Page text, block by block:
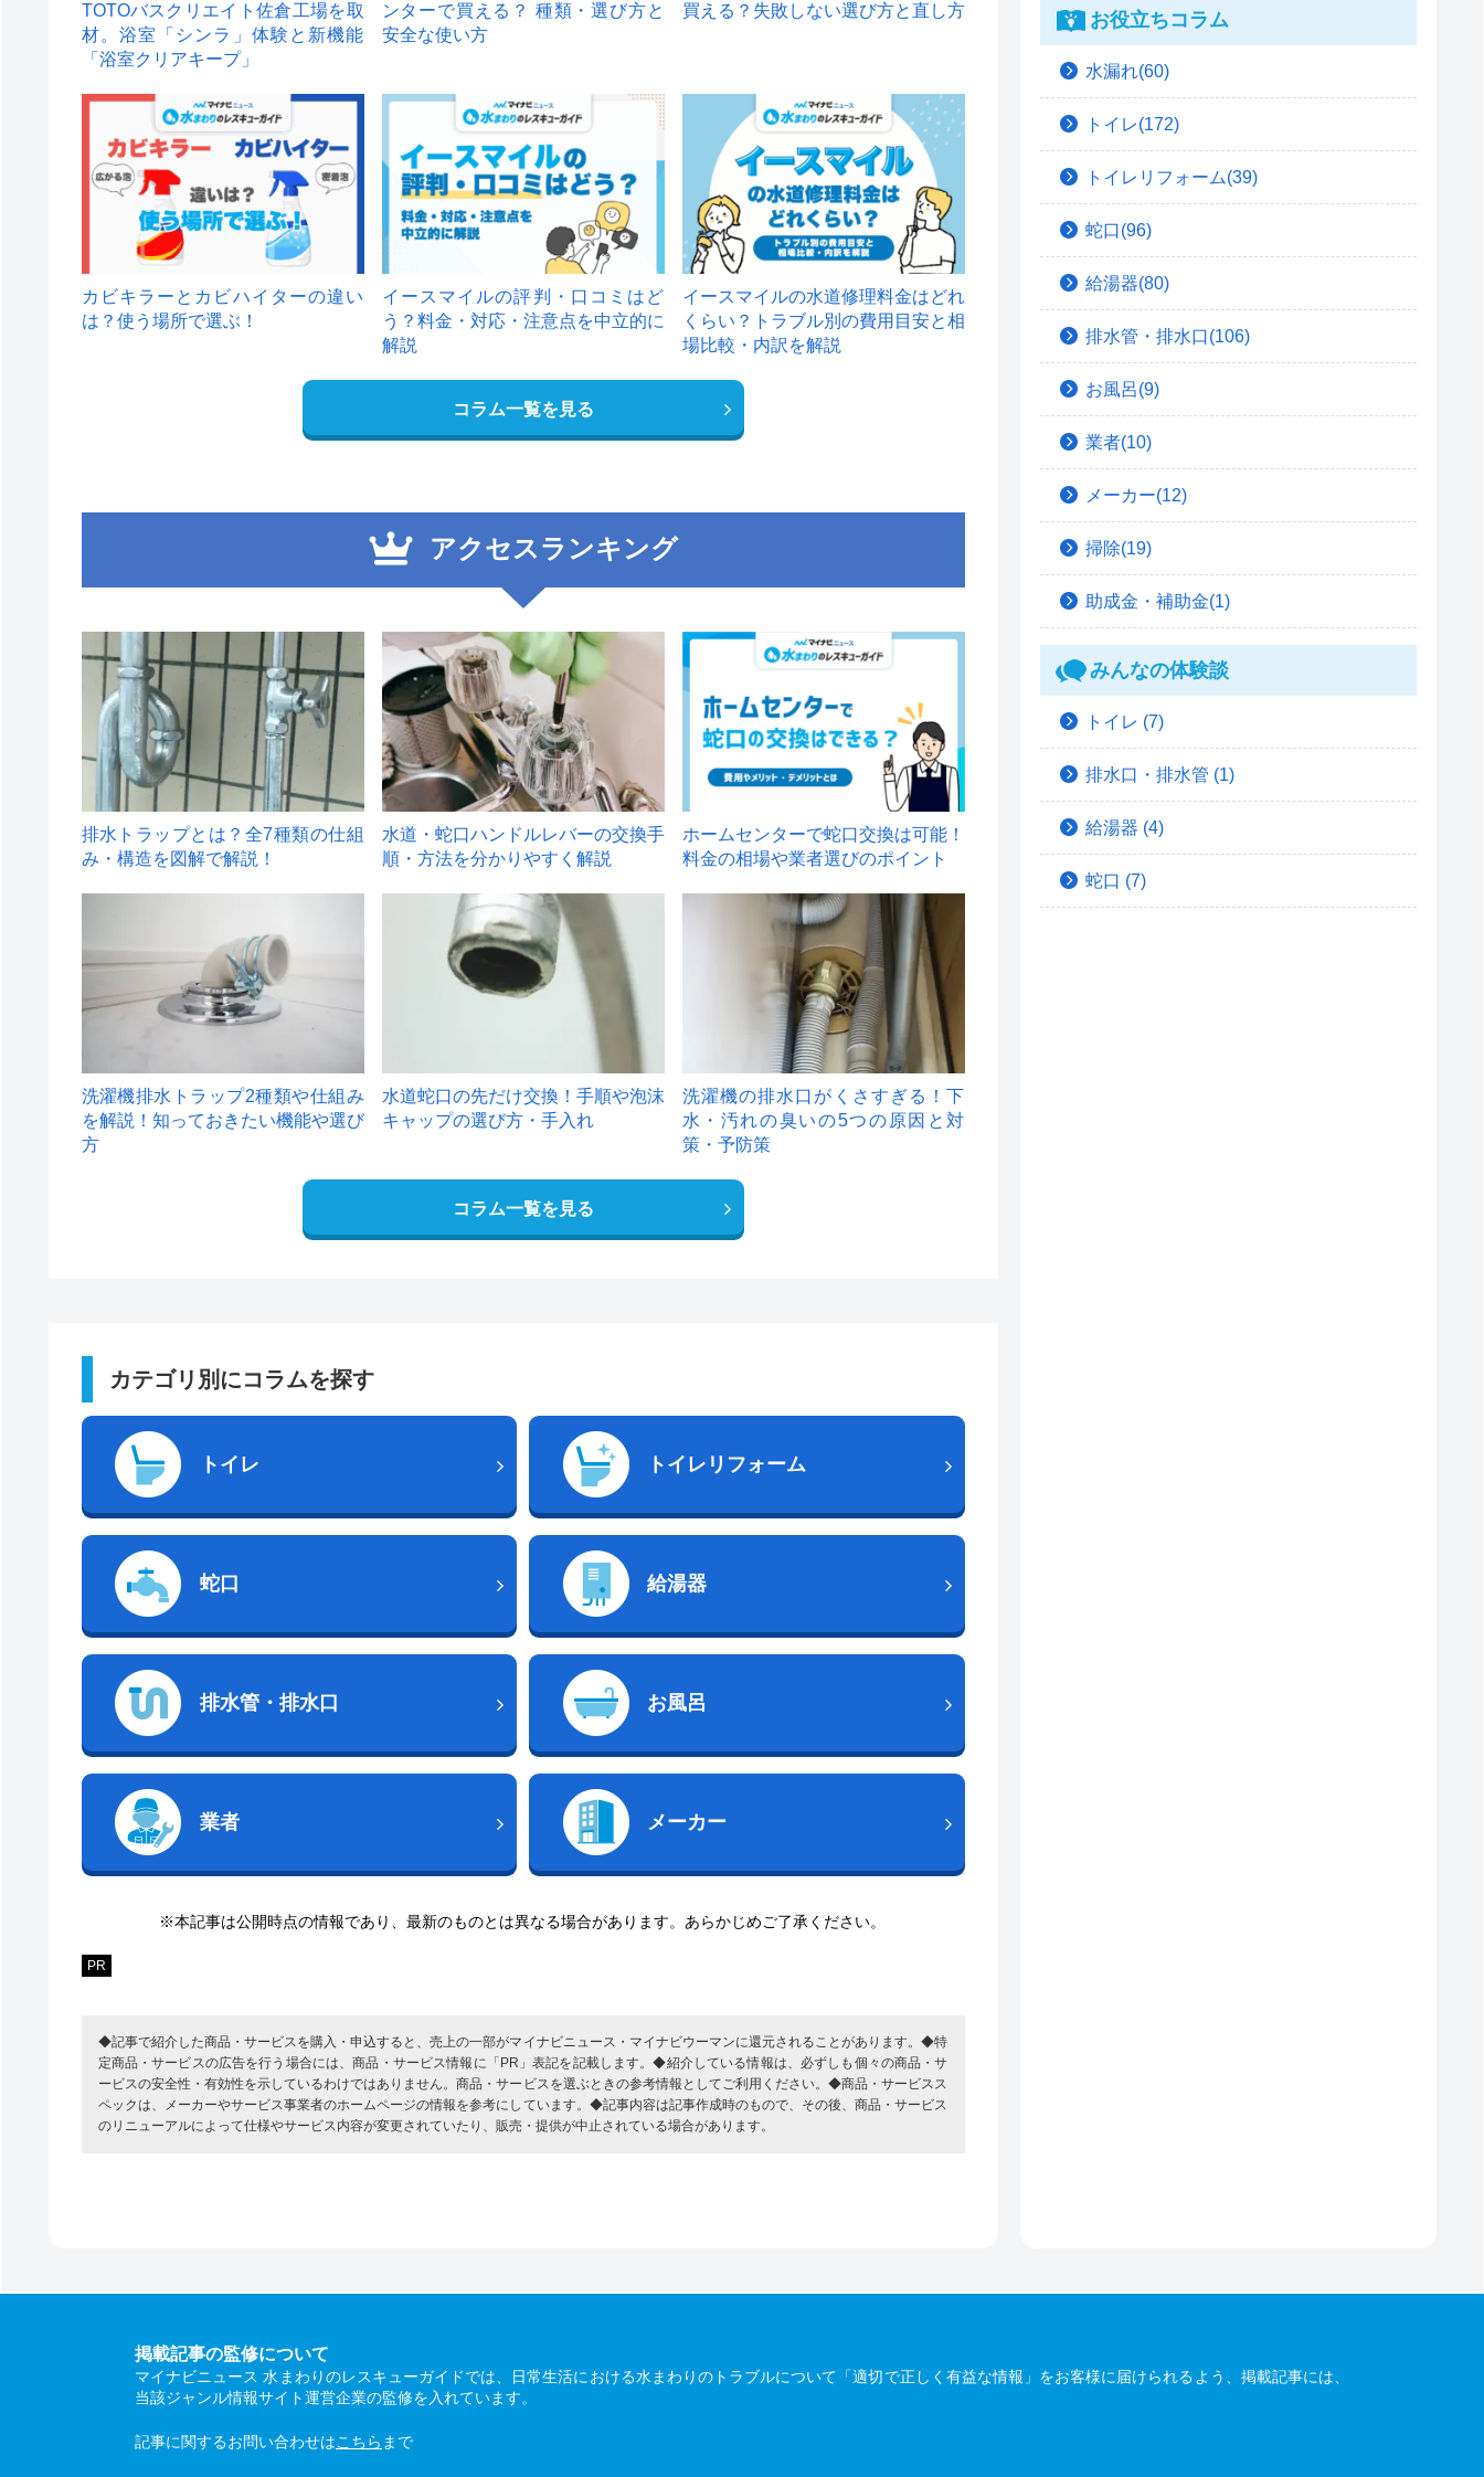
TOTOバスクリエイト佐倉工場を取
材。浴室「シンラ」体験と新機能
「浴室クリアキープ」
ンターで買える？ 種類・選び方と
安全な使い方
買える？失敗しない選び方と直し方
カビキラーとカビハイターの違い
は？使う場所で選ぶ！
イースマイルの評判・口コミはど
う？料金・対応・注意点を中立的に
解説
イースマイルの水道修理料金はどれ
くらい？トラブル別の費用目安と相
場比較・内訳を解説
コラム一覧を見る
アクセスランキング
1
排水トラップとは？全7種類の仕組
み・構造を図解で解説！
2
水道・蛇口ハンドルレバーの交換手
順・方法を分かりやすく解説
ホームセンターで蛇口交換は可能！
料金の相場や業者選びのポイント
洗濯機排水トラップ2種類や仕組み
を解説！知っておきたい機能や選び
方
水道蛇口の先だけ交換！手順や泡沫
キャップの選び方・手入れ
洗濯機の排水口がくさすぎる！下
水・汚れの臭いの5つの原因と対
策・予防策
コラム一覧を見る
カテゴリ別にコラムを探す
トイレ トイレリフォーム
蛇口 給湯器
排水管・排水口 お風呂
業者 メーカー
※本記事は公開時点の情報であり、最新のものとは異なる場合があります。あらかじめご了承ください。
PR
◆記事で紹介した商品・サービスを購入・申込すると、売上の一部がマイナビニュース・マイナビウーマンに還元されることがあります。◆特
定商品・サービスの広告を行う場合には、商品・サービス情報に「PR」表記を記載します。◆紹介している情報は、必ずしも個々の商品・サ
ービスの安全性・有効性を示しているわけではありません。商品・サービスを選ぶときの参考情報としてご利用ください。◆商品・サービスス
ペックは、メーカーやサービス事業者のホームページの情報を参考にしています。◆記事内容は記事作成時のもので、その後、商品・サービス
のリニューアルによって仕様やサービス内容が変更されていたり、販売・提供が中止されている場合があります。
お役立ちコラム
水漏れ(60)
トイレ(172)
トイレリフォーム(39)
蛇口(96)
給湯器(80)
排水管・排水口(106)
お風呂(9)
業者(10)
メーカー(12)
掃除(19)
助成金・補助金(1)
みんなの体験談
トイレ (7)
排水口・排水管 (1)
給湯器 (4)
蛇口 (7)
掲載記事の監修について
マイナビニュース 水まわりのレスキューガイドでは、日常生活における水まわりのトラブルについて「適切で正しく有益な情報」をお客様に届けられるよう、掲載記事には、
当該ジャンル情報サイト運営企業の監修を入れています。
記事に関するお問い合わせはこちら まで